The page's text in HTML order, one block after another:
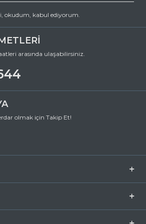
ve hemen sepetinize ekleyin.
Cat Eye
Asetat
Hayır
Hayır
arasında ulaşabilirsiniz.
, okudum, kabul ediyorum.
olmak için Takip Et!